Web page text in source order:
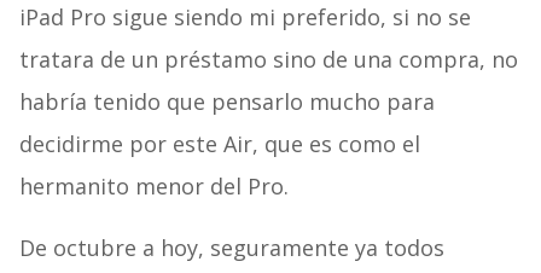
iPad Pro sigue siendo mi preferido, si no se
tratara de un préstamo sino de una compra, no
habría tenido que pensarlo mucho para
decidirme por este Air, que es como el
hermanito menor del Pro.
De octubre a hoy, seguramente ya todos